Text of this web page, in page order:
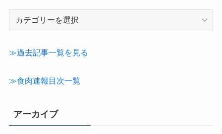
テ
≫過去記事一覧を見る
≫食肉速報目次一覧
アーカイブ